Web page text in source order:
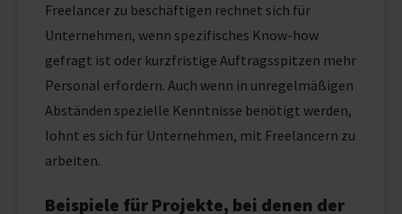
Freelancer zu beschäftigen rechnet sich für
Unternehmen, wenn spezifisches Know-how
gefragt ist oder kurzfristige Auftragsspitzen mehr
Personal erfordern. Auch wenn in unregelmäßigen
Abständen spezielle Kenntnisse benötigt werden,
lohnt es sich für Unternehmen, mit Freelancern zu
arbeiten.
Beispiele für Projekte, bei denen der